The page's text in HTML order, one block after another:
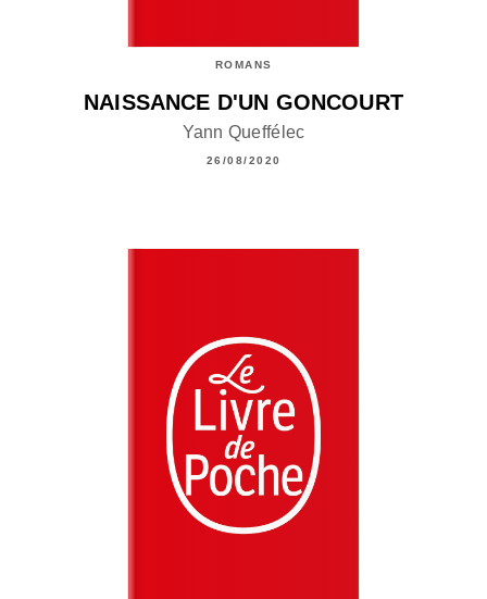
ROMANS
NAISSANCE D'UN GONCOURT
Yann Queffélec
26/08/2020